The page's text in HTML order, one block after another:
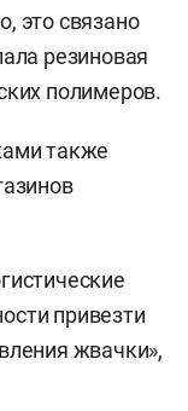
это связано
резиновая
полимеров.
также
привезти
жвачки»,